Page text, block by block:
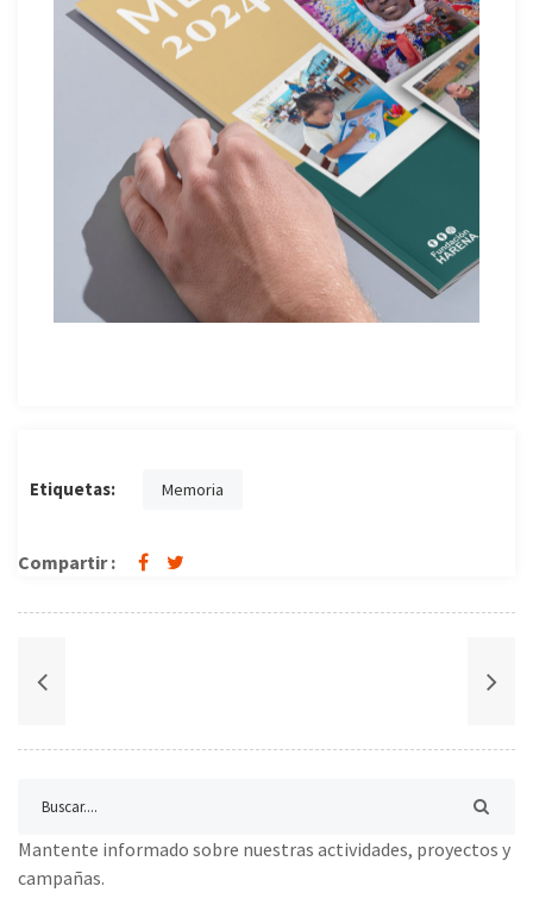
Etiquetas: Memoria
Compartir :
Mantente informado sobre nuestras actividades, proyectos y
campañas.